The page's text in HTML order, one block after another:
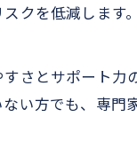
クを低減しま
さとサポート
い方でも、専門